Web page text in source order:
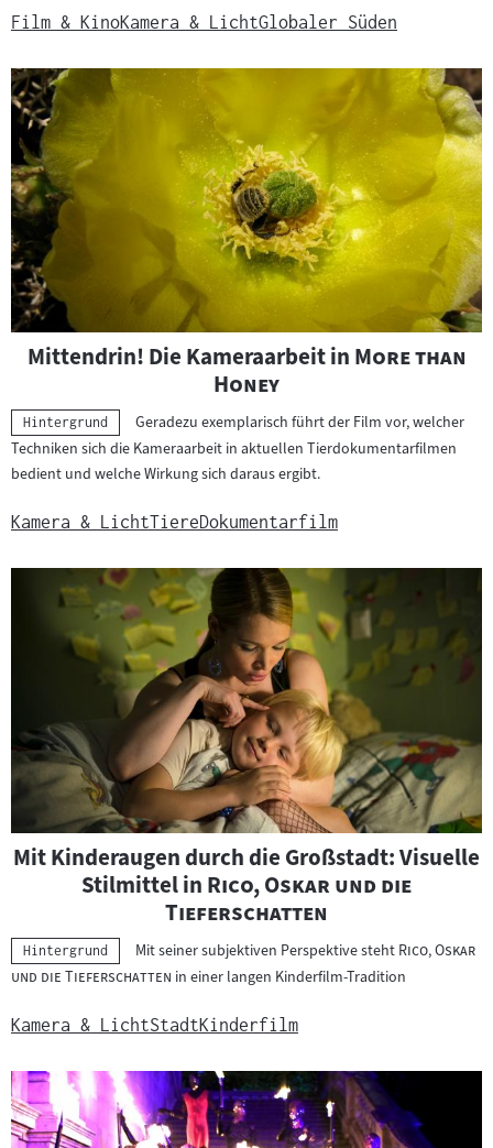
Film & KinoKamera & LichtGlobaler Süden
Mittendrin! Die Kameraarbeit in "
More than
Honey"
Kategorie:
Hintergrund
Geradezu exemplarisch führt der Film vor, welcher
Techniken sich die Kameraarbeit in aktuellen Tierdokumentarfilmen
bedient und welche Wirkung sich daraus ergibt.
Kamera & LichtTiereDokumentarfilm
Mit Kinderaugen durch die Großstadt: Visuelle
Stilmittel in "
Rico, Oskar und die
Tieferschatten
Kategorie:
Hintergrund Mit seiner subjektiven Perspektive steht "Rico, Oskar
und die Tieferschatten "in einer langen Kinderfilm-Tradition
Kamera & LichtStadtKinderfilm